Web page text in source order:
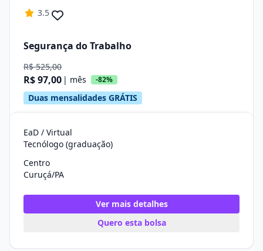
3.5
Segurança do Trabalho
R$ 525,00
R$ 97,00 | mês -82%
Duas mensalidades GRÁTIS
EaD / Virtual
Tecnólogo (graduação)
Centro
Curuçá/PA
Ver mais detalhes
Quero esta bolsa